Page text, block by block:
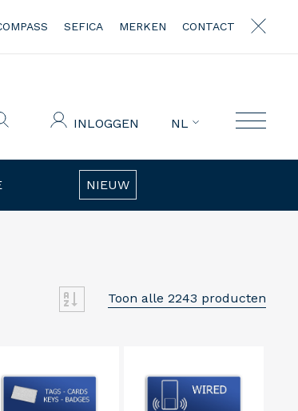
SEFICA MERKEN CONTACT
INLOGGEN NL
NIEUW
Toon alle 2243 producten